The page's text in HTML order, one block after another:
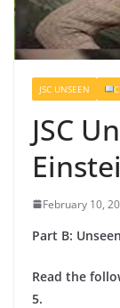
JSC UNSEEN
JSC
February 10,
Part B:
Read the
5.